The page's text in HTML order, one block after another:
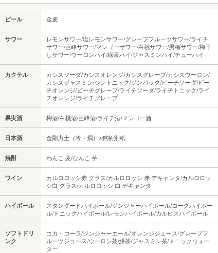
ビール 金麦
サワー
レモンサワー/塩レモンサワー/グレープフルーツサワー/ライチ
サワー/巨峰サワー/マンゴーサワー/白桃サワー/男梅サワー/梅干
しサワー/ウーロンハイ/緑茶ハイ/ジャスミンハイ/チューハイ
カクテル
カシスソーダ/カシスオレンジ/カシスグレープ/カシスウーロン/
カシスジャスミン/ジントニック/ジンバック/ピーチソーダ/ピー
チオレンジ/ピーチグレープ/ライチソーダ/ライチトニック/ライ
チオレンジ/ライチグレープ
果実酒 梅酒/白桃酒/巨峰酒/ライチ酒/マンゴー酒
日本酒 金剛力士（冷・燗）※銘柄別紙
焼酎 わんこ 麦/なんこ 芋
ワイン
カルロロッシ赤 グラス/カルロロッシ 赤 デキャンタ/カルロロッ
シ白 グラス/カルロロッシ 白 デキャンタ
ハイボール
スタンダードハイボール/ジンジャーハイボール/コークハイボー
ル/トニックハイボール/レモンハイボール/カルピスハイボール
ソフトドリ
ンク
コカ・コーラ/ジンジャーエール/オレンジジュース/グレープフ
ルーツジュース/ウーロン茶/緑茶/ジャスミン茶/トニックウォー
ター